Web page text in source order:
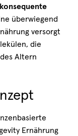
konsequente
überwiegend
versorgt
die
Altern
Ernährung